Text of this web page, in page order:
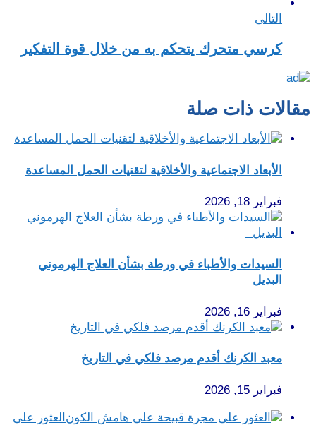
التالى
كرسي متحرك يتحكم به من خلال قوة التفكير
مقالات ذات صلة
الأبعاد الاجتماعية والأخلاقية لتقنيات الحمل المساعدة
فبراير 18, 2026
السيدات والأطباء في ورطة بشأن العلاج الهرموني
البديل
فبراير 16, 2026
معبد الكرنك أقدم مرصد فلكي في التاريخ
فبراير 15, 2026
العثور على